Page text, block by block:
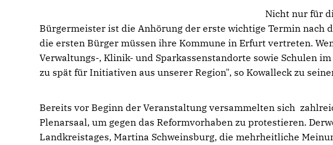
Nicht nur für
Bürgermeister ist die Anhörung der erste wichtige Termin nach
die ersten Bürger müssen ihre Kommune in Erfurt vertreten.
Verwaltungs-, Klinik- und Sparkassenstandorte sowie Schulen
zu spät für Initiativen aus unserer Region", so Kowalleck zu
Bereits vor Beginn der Veranstaltung versammelten sich
Plenarsaal, um gegen das Reformvorhaben zu protestieren.
Landkreistages, Martina Schweinsburg, die mehrheitliche